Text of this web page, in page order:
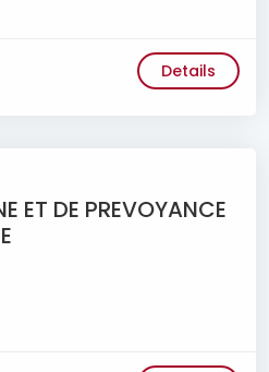
Details
ET DE PREVOYANCE